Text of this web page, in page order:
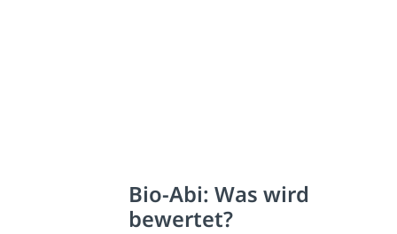
Bio-Abi: Was wird
bewertet?